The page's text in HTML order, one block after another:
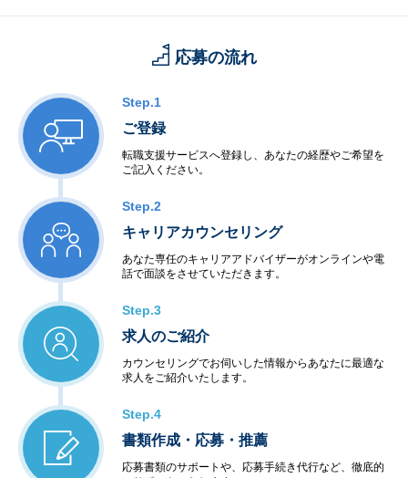
応募の流れ
Step.1
ご登録
転職支援サービスへ登録し、あなたの経歴やご希望を
ご記入ください。
Step.2
キャリアカウンセリング
あなた専任のキャリアアドバイザーがオンラインや電
話で面談をさせていただきます。
Step.3
求人のご紹介
カウンセリングでお伺いした情報からあなたに最適な
求人をご紹介いたします。
Step.4
書類作成・応募・推薦
応募書類のサポートや、応募手続き代行など、徹底的